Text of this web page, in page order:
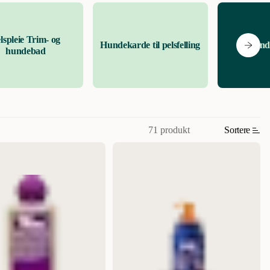
Trim- og
hundebad
Hundekarde til pelsfelling
71 produkt Sortere